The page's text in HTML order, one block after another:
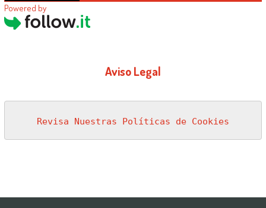
Powered by
Aviso Legal
Revisa Nuestras Políticas de Cookies